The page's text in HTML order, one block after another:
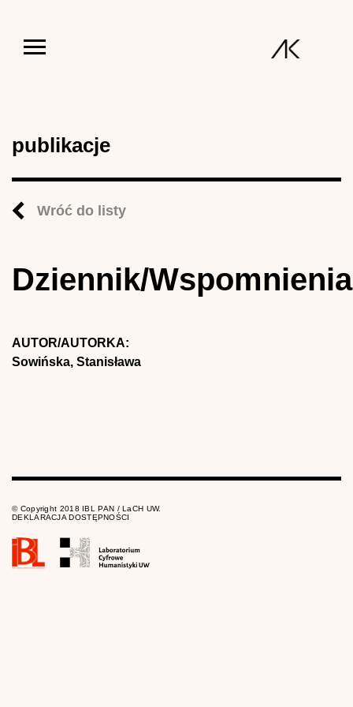
publikacje
Wróć do listy
Dziennik/Wspomnienia
AUTOR/AUTORKA:
Sowińska, Stanisława
© Copyright 2018 IBL PAN / LaCH UW.
DEKLARACJA DOSTĘPNOŚCI